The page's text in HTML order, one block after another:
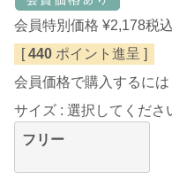
会員特別価格 ¥2,178税込
[ 440 ポイント進呈 ]
会員価格で購入するには
サイズ
選択してくださ
フリー